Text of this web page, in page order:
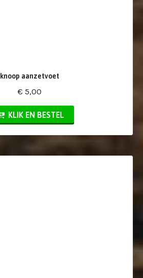
knoop aanzetvoet
€ 5,00
KLIK EN BESTEL